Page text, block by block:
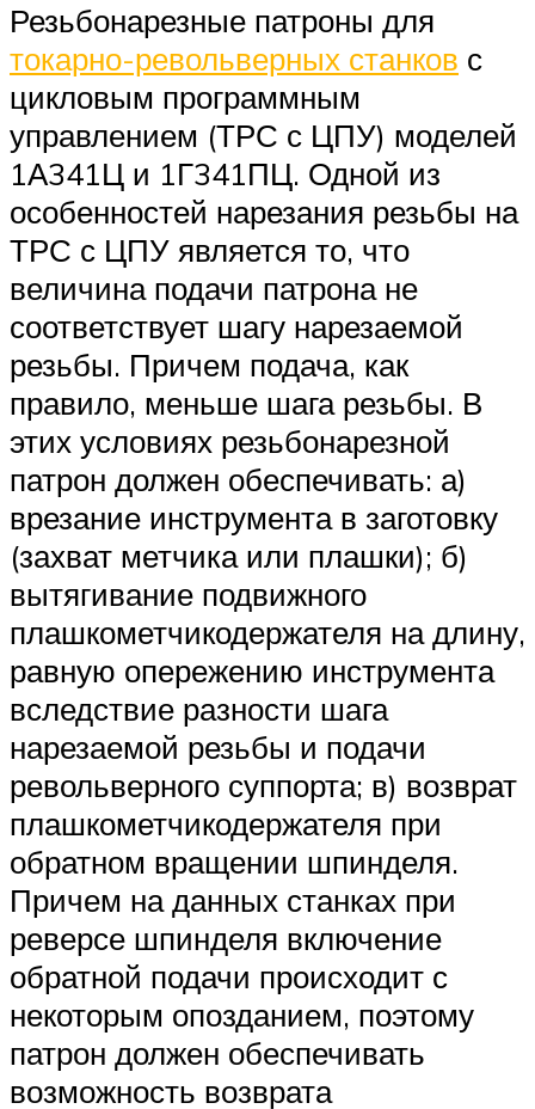
Резьбонарезные патроны для
токарно-револьверных станков с
цикловым программным
управлением (ТРС с ЦПУ) моделей
1А341Ц и 1Г341ПЦ. Одной из
особенностей нарезания резьбы на
ТРС с ЦПУ является то, что
величина подачи патрона не
соответствует шагу нарезаемой
резьбы. Причем подача, как
правило, меньше шага резьбы. В
этих условиях резьбонарезной
патрон должен обеспечивать: а)
врезание инструмента в заготовку
(захват метчика или плашки); б)
вытягивание подвижного
плашкометчикодержателя на длину,
равную опережению инструмента
вследствие разности шага
нарезаемой резьбы и подачи
револьверного суппорта; в) возврат
плашкометчикодержателя при
обратном вращении шпинделя.
Причем на данных станках при
реверсе шпинделя включение
обратной подачи происходит с
некоторым опозданием, поэтому
патрон должен обеспечивать
возможность возврата